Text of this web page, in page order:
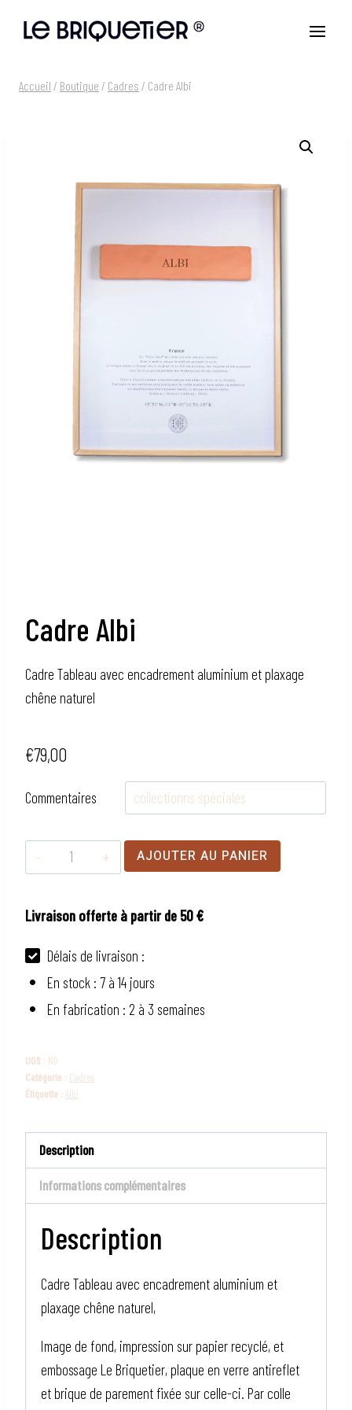
Accueil / Boutique / Cadres / Cadre Albi
Cadre Albi
Cadre Tableau avec encadrement aluminium et plaxage
chêne naturel
€79,00
Commentaires
quantité
de
Albi
AJOUTER AU PANIER
Livraison offerte à partir de 50 €
Délais de livraison :
En stock : 7 à 14 jours
En fabrication : 2 à 3 semaines
UGS : ND
Catégorie : Cadres
Étiquette : Albi
Description
Informations complémentaires
Description
Cadre Tableau avec encadrement aluminium et
plaxage chêne naturel,
Image de fond, impression sur papier recyclé, et
embossage Le Briquetier, plaque en verre antireflet
et brique de parement fixée sur celle-ci. Par colle